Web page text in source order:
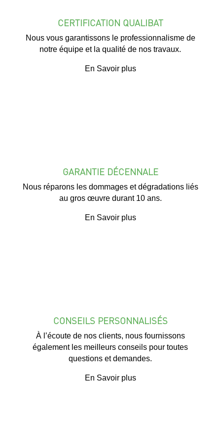
CERTIFICATION QUALIBAT
Nous vous garantissons le professionnalisme de
notre équipe et la qualité de nos travaux.
En Savoir plus
GARANTIE DÉCENNALE
Nous réparons les dommages et dégradations liés
au gros œuvre durant 10 ans.
En Savoir plus
CONSEILS PERSONNALISÉS
À l’écoute de nos clients, nous fournissons
également les meilleurs conseils pour toutes
questions et demandes.
En Savoir plus